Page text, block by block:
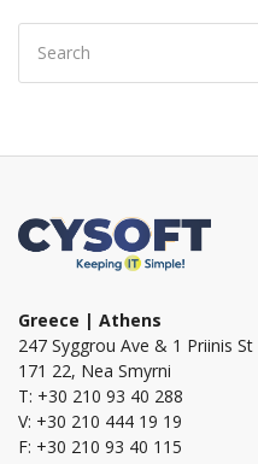
Search
for:
Greece | Athens
247 Syggrou Ave & 1 Priinis St
171 22, Nea Smyrni
T: +30 210 93 40 288
V: +30 210 444 19 19
F: +30 210 93 40 115